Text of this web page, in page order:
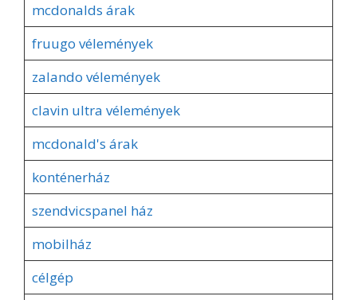
mcdonalds árak
fruugo vélemények
zalando vélemények
clavin ultra vélemények
mcdonald's árak
konténerház
szendvicspanel ház
mobilház
célgép